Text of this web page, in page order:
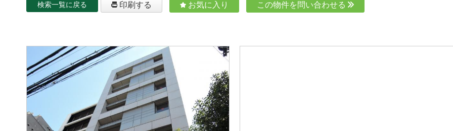
検索一覧に戻る 印刷する お気に入り この物件を問い合わせる